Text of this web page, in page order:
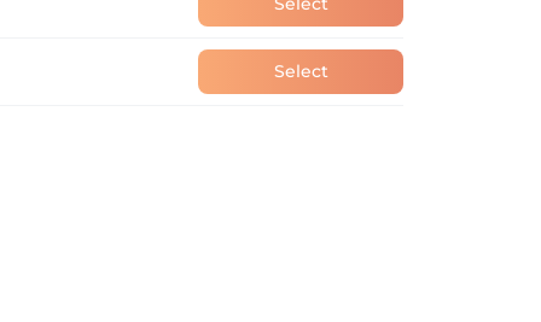
Select